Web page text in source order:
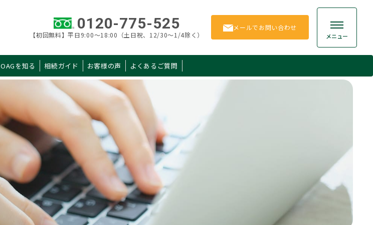
0120-775-525
【初回無料】平日9:00～18:00（土日祝、12/30～1/4除く）
メールでお問い合わせ
メニュー
相続ガイド
初めての相続
申告手続きガイド
申告までの流れ
料金・シミュレーション
税理士の選び方
カテゴリ 一覧
相続手続き
相続
OAGを知る 相続ガイド お客様の声 よくあるご質問